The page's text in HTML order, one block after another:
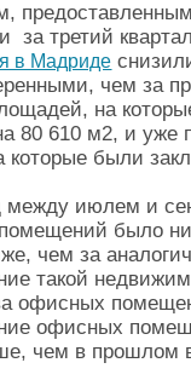
за третий
в Мадриде
чем за
на
80 610 м2, и уже
которые были
между июлем и
было
чем за
такой
офисных
офисных
чем в прошлом